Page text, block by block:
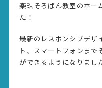
楽珠そろばん教室のホー
た！
最新のレスポンシブデザ
ト、スマートフォンまで
ができるようになりまし